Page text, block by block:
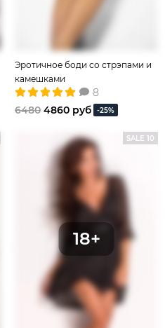
Эротичное боди со стрэпами и
камешками
8
6480 4860 руб -25%
SALE 10